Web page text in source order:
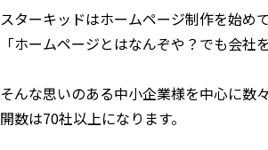
スターキッドはホームページ制作を始め
「ホームページとはなんぞや？でも会社
そんな思いのある中小企業様を中心に数
開数は70社以上になります。